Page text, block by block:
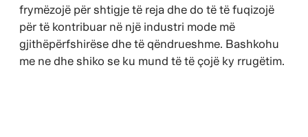
frymëzojë për shtigje të reja dhe do të të fuqizojë
për të kontribuar në një industri mode më
gjithëpërfshirëse dhe të qëndrueshme. Bashkohu
me ne dhe shiko se ku mund të të çojë ky rrugëtim.